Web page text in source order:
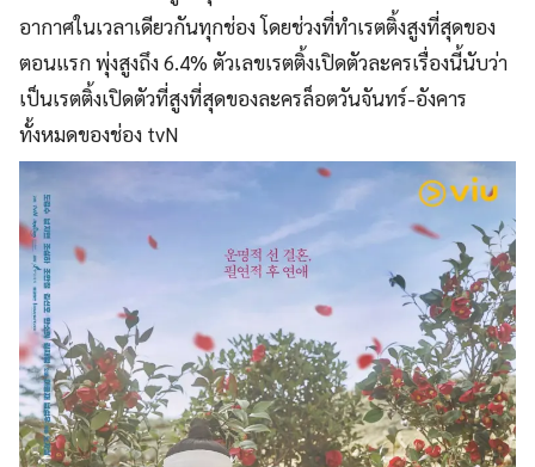
อากาศในเวลาเดียวกันทุกช่อง โดยช่วงที่ทำเรตติ้งสูงที่สุดของ
ตอนแรก พุ่งสูงถึง 6.4% ตัวเลขเรตติ้งเปิดตัวละครเรื่องนี้นับว่า
เป็นเรตติ้งเปิดตัวที่สูงที่สุดของละครล็อตวันจันทร์-อังคาร
ทั้งหมดของช่อง tvN